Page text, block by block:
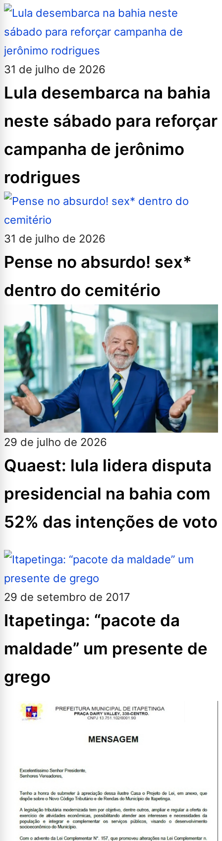
31 de julho de 2026
Lula desembarca na bahia
neste sábado para reforçar
campanha de jerônimo
rodrigues
31 de julho de 2026
Pense no absurdo! sex*
dentro do cemitério
29 de julho de 2026
Quaest: lula lidera disputa
presidencial na bahia com
52% das intenções de voto
29 de setembro de 2017
Itapetinga: “pacote da
maldade” um presente de
grego